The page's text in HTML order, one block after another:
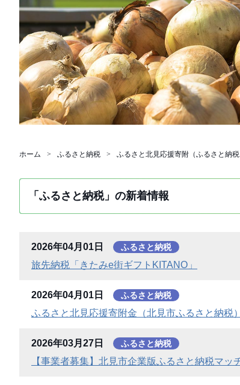
ホーム ふるさと納税 ふるさと北見応援寄附（ふるさと納税
「ふるさと納税」の新着情報
2026年04月01日 ふるさと納税
旅先納税「きたみe街ギフトKITANO」
2026年04月01日 ふるさと納税
ふるさと北見応援寄附金（北見市ふるさと納税）
2026年03月27日 ふるさと納税
【事業者募集】北見市企業版ふるさと納税マ